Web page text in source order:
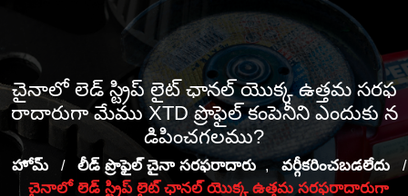
చైనాలో లెడ్ స్ట్రిప్ లైట్ ఛానల్ యొక్క ఉత్తమ సరఫ
రాదారుగా మేము XTD ప్రొఫైల్ కంపెనీని ఎందుకు న
డిపించగలము?
హోమ్ / లీడ్ ప్రొఫైల్ చైనా సరఫరాదారు , వర్గీకరించబడలేదు /
చైనాలో లెడ్ స్ట్రిప్ లైట్ ఛానల్ యొక్క ఉత్తమ సరఫరాదారుగా